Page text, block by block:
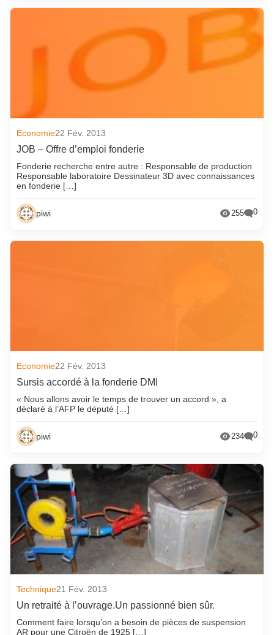
Economie22 Fév. 2013
JOB – Offre d’emploi fonderie
Fonderie recherche entre autre : Responsable de production
Responsable laboratoire Dessinateur 3D avec connaissances
en fonderie […]
piwi 255 0
Economie22 Fév. 2013
Sursis accordé à la fonderie DMI
« Nous allons avoir le temps de trouver un accord », a
déclaré à l’AFP le député […]
piwi 234 0
Technique21 Fév. 2013
Un retraité à l’ouvrage.Un passionné bien sûr.
Comment faire lorsqu’on a besoin de pièces de suspension
AR pour une Citroën de 1925 […]